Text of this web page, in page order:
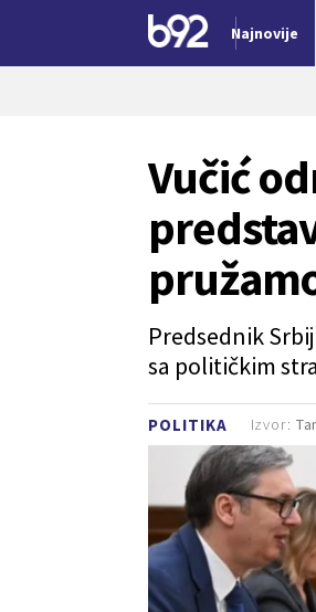
Najnovije
POLITIKA
Vučić
Predsednik
sa političkim
Izvor: